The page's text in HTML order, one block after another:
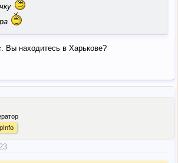
Вы находитесь в Харькове?